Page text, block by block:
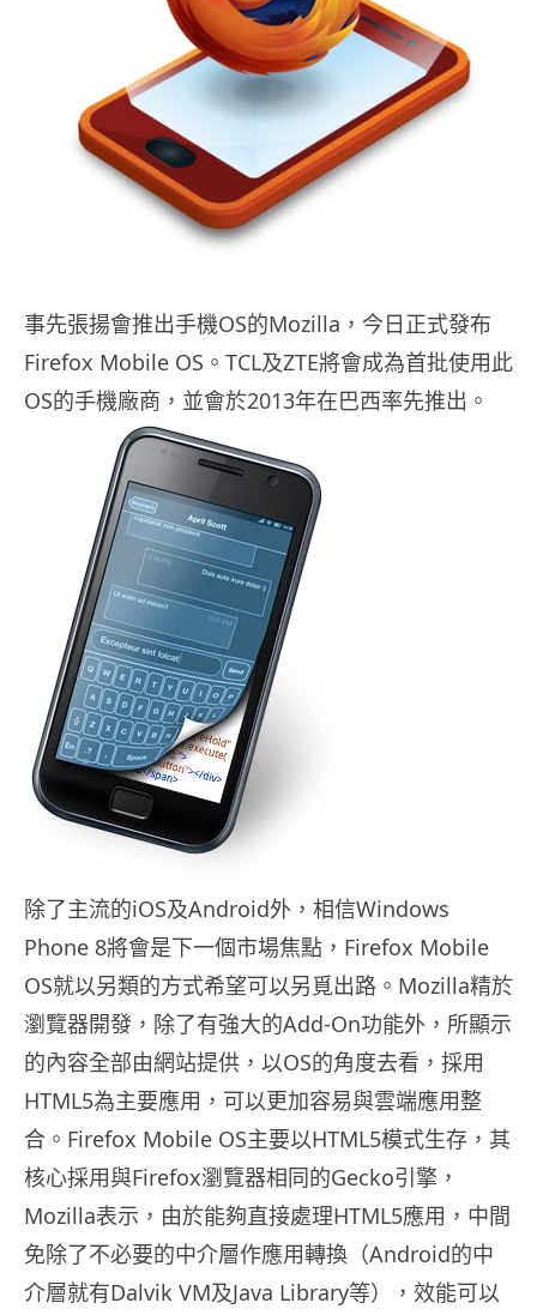
事先張揚會推出手機OS的Mozilla，今日正式發布
Firefox Mobile OS。TCL及ZTE將會成為首批使用此
OS的手機廠商，並會於2013年在巴西率先推出。
除了主流的iOS及Android外，相信Windows
Phone 8將會是下一個市場焦點，Firefox Mobile
OS就以另類的方式希望可以另覓出路。Mozilla精於
瀏覽器開發，除了有強大的Add-On功能外，所顯示
的內容全部由網站提供，以OS的角度去看，採用
HTML5為主要應用，可以更加容易與雲端應用整
合。Firefox Mobile OS主要以HTML5模式生存，其
核心採用與Firefox瀏覽器相同的Gecko引擎，
Mozilla表示，由於能夠直接處理HTML5應用，中間
免除了不必要的中介層作應用轉換（Android的中
介層就有Dalvik VM及Java Library等），效能可以